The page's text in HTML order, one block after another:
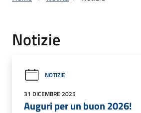
Notizie
NOTIZIE
31 DICEMBRE 2025
Auguri per un buon 2026!